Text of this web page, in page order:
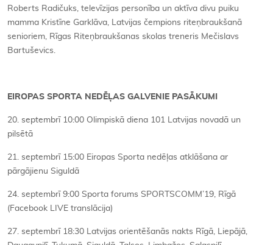
Roberts Radičuks, televīzijas personība un aktīva divu puiku
mamma Kristīne Garklāva, Latvijas čempions riteņbraukšanā
senioriem, Rīgas Riteņbraukšanas skolas treneris Mečislavs
Bartuševics.
EIROPAS SPORTA NEDĒĻAS GALVENIE PASĀKUMI
20. septembrī 10:00 Olimpiskā diena 101 Latvijas novadā un
pilsētā
21. septembrī 15:00 Eiropas Sporta nedēļas atklāšana ar
pārgājienu Siguldā
24. septembrī 9:00 Sporta forums SPORTSCOMM’19, Rīgā
(Facebook LIVE translācija)
27. septembrī 18:30 Latvijas orientēšanās nakts Rīgā, Liepājā,